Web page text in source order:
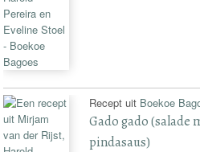
Recept uit Boekoe
Gado gado (salade
pindasaus)